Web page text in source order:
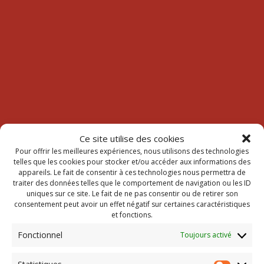
Ce site utilise des cookies
Pour offrir les meilleures expériences, nous utilisons des technologies
telles que les cookies pour stocker et/ou accéder aux informations des
appareils. Le fait de consentir à ces technologies nous permettra de
traiter des données telles que le comportement de navigation ou les ID
uniques sur ce site. Le fait de ne pas consentir ou de retirer son
consentement peut avoir un effet négatif sur certaines caractéristiques
et fonctions.
Fonctionnel Toujours activé